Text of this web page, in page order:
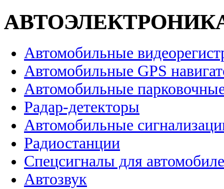
Автомобильные
Автомобильные GPS
Автомобильные
Радар-детекторы
Автомобильные
Радиостанции
Спецсигналы для
Автозвук